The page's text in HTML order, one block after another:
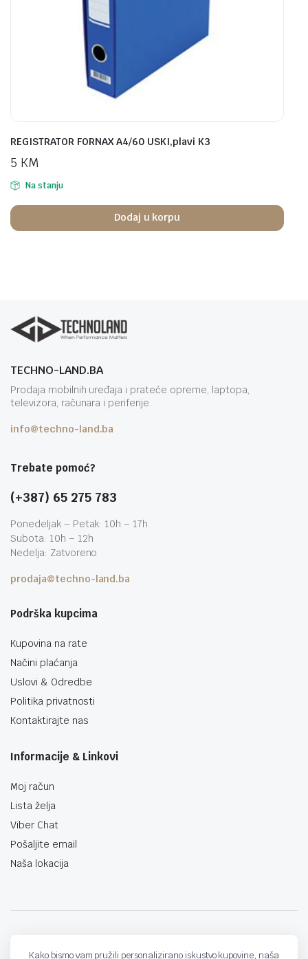
REGISTRATOR FORNAX A4/60 USKI,plavi K3
5 KM
Na stanju
Dodaj u korpu
TECHNO-LAND.BA
Prodaja mobilnih uređaja i prateće opreme, laptopa,
televizora, računara i periferije.
info@techno-land.ba
Trebate pomoć?
(+387) 65 275 783
Ponedeljak – Petak: 10h – 17h
Subota: 10h – 12h
Nedelja: Zatvoreno
prodaja@techno-land.ba
Podrška kupcima
Kupovina na rate
Načini plaćanja
Uslovi & Odredbe
Politika privatnosti
Kontaktirajte nas
Informacije & Linkovi
Moj račun
Lista želja
Viber Chat
Pošaljite email
Naša lokacija
Kako bismo vam pružili personalizirano iskustvo kupovine, naša